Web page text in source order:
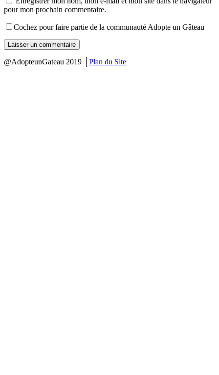
pour mon prochain commentaire.
Cochez pour faire partie de la communauté Adopte un Gâteau
@AdopteunGateau 2019 │ Plan du Site